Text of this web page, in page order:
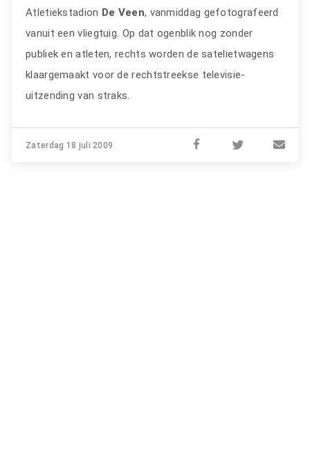
Atletiekstadion De Veen, vanmiddag gefotografeerd
vanuit een vliegtuig. Op dat ogenblik nog zonder
publiek en atleten, rechts worden de satelietwagens
klaargemaakt voor de rechtstreekse televisie-
uitzending van straks.
Zaterdag 18 juli 2009